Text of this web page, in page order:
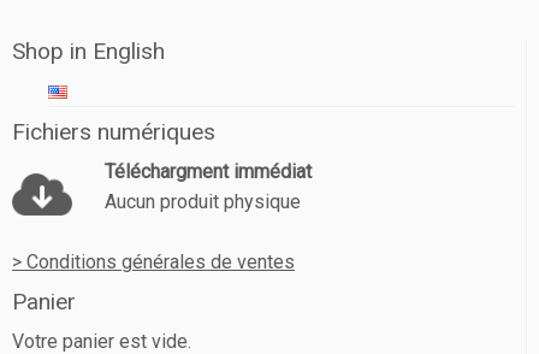
Shop in English
Fichiers numériques
Téléchargment immédiat
Aucun produit physique
> Conditions générales de ventes
Panier
Votre panier est vide.